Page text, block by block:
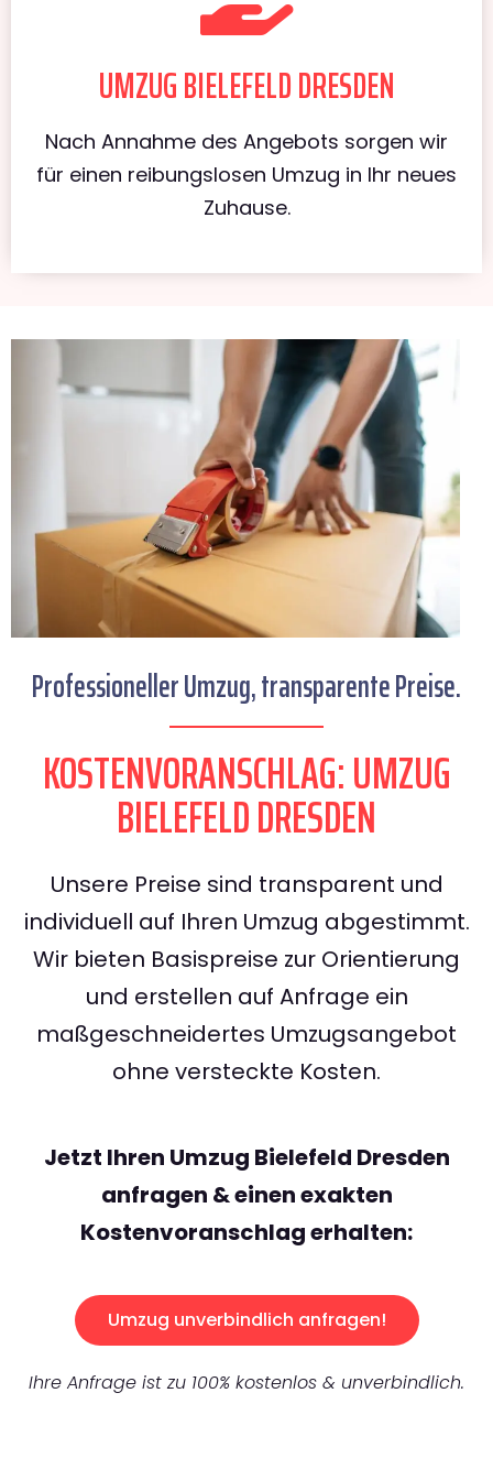
UMZUG BIELEFELD DRESDEN
Nach Annahme des Angebots sorgen wir
für einen reibungslosen Umzug in Ihr neues
Zuhause.
Professioneller Umzug, transparente Preise.
KOSTENVORANSCHLAG: UMZUG
BIELEFELD DRESDEN
Unsere Preise sind transparent und
individuell auf Ihren Umzug abgestimmt.
Wir bieten Basispreise zur Orientierung
und erstellen auf Anfrage ein
maßgeschneidertes Umzugsangebot
ohne versteckte Kosten.
Jetzt Ihren Umzug Bielefeld Dresden
anfragen & einen exakten
Kostenvoranschlag erhalten:
Umzug unverbindlich anfragen!
Ihre Anfrage ist zu 100% kostenlos & unverbindlich.